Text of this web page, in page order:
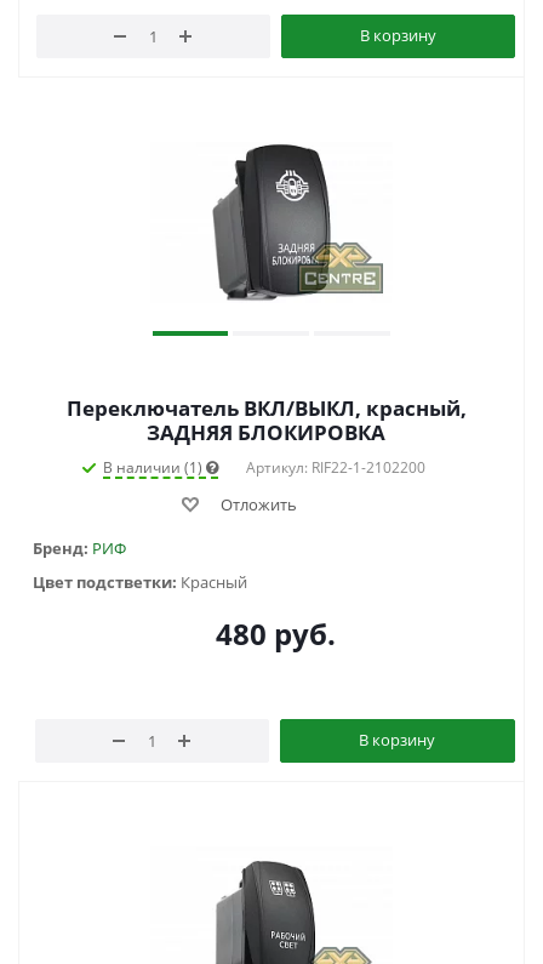
В корзину
Переключатель ВКЛ/ВЫКЛ, красный,
ЗАДНЯЯ БЛОКИРОВКА
В наличии (1) Артикул: RIF22-1-2102200
Отложить
Бренд: РИФ
Цвет подстветки: Красный
480 руб.
В корзину